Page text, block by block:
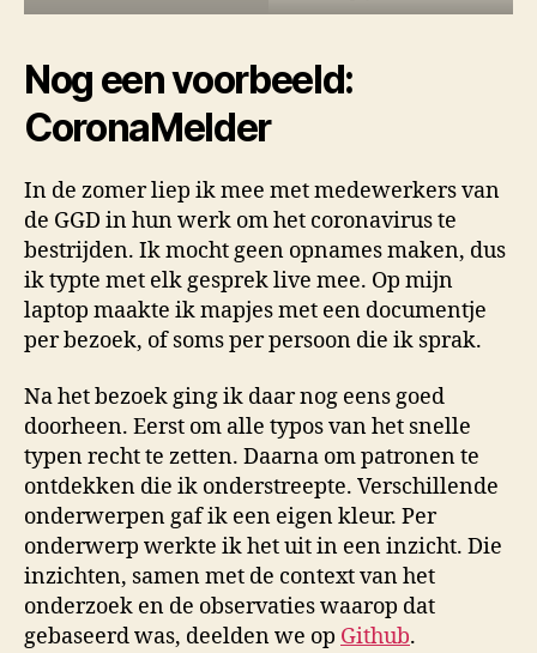
Nog een voorbeeld:
CoronaMelder
In de zomer liep ik mee met medewerkers van
de GGD in hun werk om het coronavirus te
bestrijden. Ik mocht geen opnames maken, dus
ik typte met elk gesprek live mee. Op mijn
laptop maakte ik mapjes met een documentje
per bezoek, of soms per persoon die ik sprak.
Na het bezoek ging ik daar nog eens goed
doorheen. Eerst om alle typos van het snelle
typen recht te zetten. Daarna om patronen te
ontdekken die ik onderstreepte. Verschillende
onderwerpen gaf ik een eigen kleur. Per
onderwerp werkte ik het uit in een inzicht. Die
inzichten, samen met de context van het
onderzoek en de observaties waarop dat
gebaseerd was, deelden we op Github.